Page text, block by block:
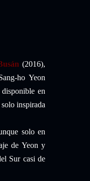
(2016),
ho Yeon
en
inspirada
solo en
de Yeon y
Sur casi de